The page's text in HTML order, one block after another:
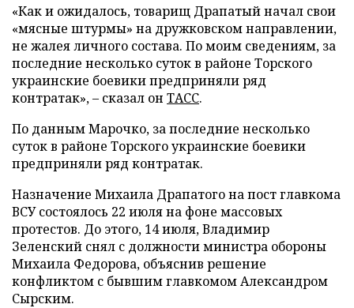
«Как и ожидалось, товарищ Драпатый начал свои
«мясные штурмы» на дружковском направлении,
не жалея личного состава. По моим сведениям, за
последние несколько суток в районе Торского
украинские боевики предприняли ряд
контратак», – сказал он ТАСС.
По данным Марочко, за последние несколько
суток в районе Торского украинские боевики
предприняли ряд контратак.
Назначение Михаила Драпатого на пост главкома
ВСУ состоялось 22 июля на фоне массовых
протестов. До этого, 14 июля, Владимир
Зеленский снял с должности министра обороны
Михаила Федорова, объяснив решение
конфликтом с бывшим главкомом Александром
Сырским.